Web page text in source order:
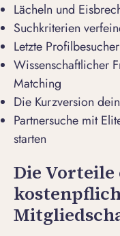
Lächeln und
Suchkriterien
Letzte
Wissenschaftlicher
Matching
Die Kurzversion
Partnersuche mit
starten
Die Vorteile